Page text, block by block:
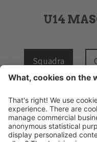
U14
Squadra